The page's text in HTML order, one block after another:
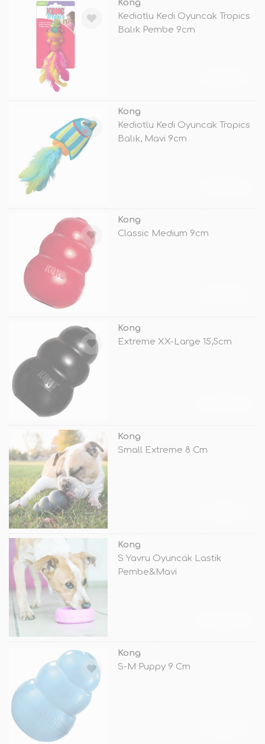
Kong
Kediotlu Kedi Oyuncak Tropics
Balık Pembe 9cm
Kong
Kediotlu Kedi Oyuncak Tropics
Balık, Mavi 9cm
Kong
Classic Medium 9cm
Kong
Extreme XX-Large 15,5cm
Kong
Small Extreme 8 Cm
Kong
S Yavru Oyuncak Lastik
Pembe&Mavi
Kong
S-M Puppy 9 Cm